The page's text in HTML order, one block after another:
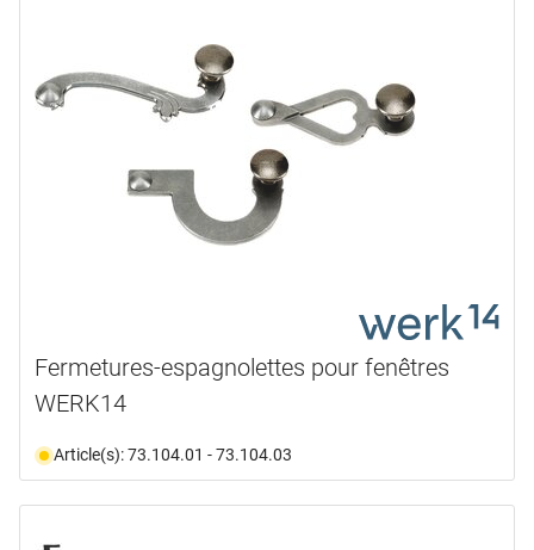
Fermetures-espagnolettes pour fenêtres
WERK14
Article(s): 73.104.01 - 73.104.03